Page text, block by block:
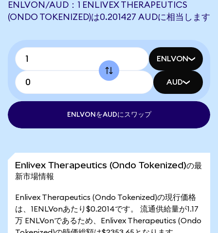
ENLVON/AUD：1 ENLIVEX THERAPEUTICS
(ONDO TOKENIZED)は0.201427 AUDに相当します
ENLVON
AUD
ENLVONをAUDにスワップ
Enlivex Therapeutics (Ondo Tokenized)の最
新市場情報
Enlivex Therapeutics (Ondo Tokenized)の現行価格
は、1ENLVonあたり$0.2014です。 流通供給量が1.17
万 ENLVonであるため、Enlivex Therapeutics (Ondo